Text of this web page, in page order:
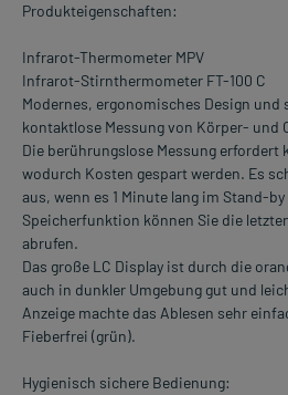
Produkteigenschaften:
Infrarot-Thermometer MPV
Infrarot-Stirnthermometer FT-100 C
Modernes, ergonomisches Design und
kontaktlose Messung von Körper- und
Die berührungslose Messung erfordert
wodurch Kosten gespart werden. Es
aus, wenn es 1 Minute lang im Stand-
Speicherfunktion können Sie die
abrufen.
Das große LC Display ist durch die
auch in dunkler Umgebung gut und
Anzeige machte das Ablesen sehr
Fieberfrei (grün).
Hygienisch sichere Bedienung: